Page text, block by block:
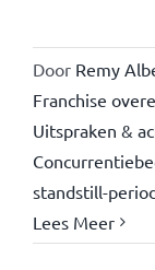
Door Remy
Franchise
Uitspraken &
standstill-
Lees Meer